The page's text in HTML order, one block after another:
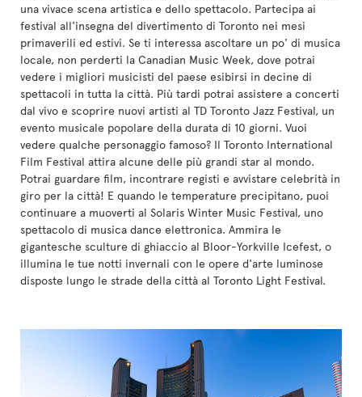
una vivace scena artistica e dello spettacolo. Partecipa ai
festival all'insegna del divertimento di Toronto nei mesi
primaverili ed estivi. Se ti interessa ascoltare un po' di musica
locale, non perderti la Canadian Music Week, dove potrai
vedere i migliori musicisti del paese esibirsi in decine di
spettacoli in tutta la città. Più tardi potrai assistere a concerti
dal vivo e scoprire nuovi artisti al TD Toronto Jazz Festival, un
evento musicale popolare della durata di 10 giorni. Vuoi
vedere qualche personaggio famoso? Il Toronto International
Film Festival attira alcune delle più grandi star al mondo.
Potrai guardare film, incontrare registi e avvistare celebrità in
giro per la città! E quando le temperature precipitano, puoi
continuare a muoverti al Solaris Winter Music Festival, uno
spettacolo di musica dance elettronica. Ammira le
gigantesche sculture di ghiaccio al Bloor-Yorkville Icefest, o
illumina le tue notti invernali con le opere d'arte luminose
disposte lungo le strade della città al Toronto Light Festival.